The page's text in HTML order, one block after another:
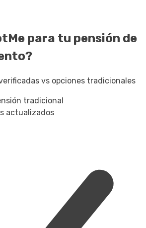
para tu pensión de
vs opciones tradicionales
tradicional
actualizados